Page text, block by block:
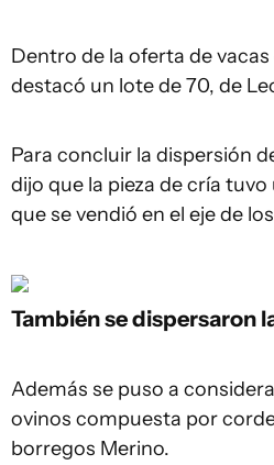
Dentro de la oferta de
destacó un lote de 70, de
Para concluir la dispersión
dijo que la pieza de cría
que se vendió en el eje de
También se dispersaron
Además se puso a
ovinos compuesta por
borregos Merino.